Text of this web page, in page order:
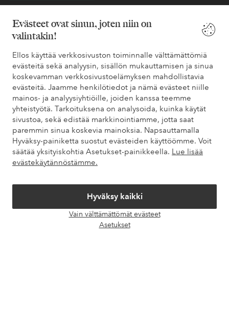
Evästeet ovat sinun, joten niin on
valintakin!
Ellos käyttää verkkosivuston toiminnalle välttämättömiä
evästeitä sekä analyysin, sisällön mukauttamisen ja sinua
koskevamman verkkosivustoelämyksen mahdollistavia
evästeitä. Jaamme henkilötiedot ja nämä evästeet niille
mainos- ja analyysiyhtiöille, joiden kanssa teemme
yhteistyötä. Tarkoituksena on analysoida, kuinka käytät
sivustoa, sekä edistää markkinointiamme, jotta saat
paremmin sinua koskevia mainoksia. Napsauttamalla
Hyväksy-painiketta suostut evästeiden käyttöömme. Voit
säätää yksityiskohtia Asetukset-painikkeella. Lue lisää
evästekäytännöstämme.
Hyväksy kaikki
Vain välttämättömät evästeet
Asetukset
Löydät vastaukset useimmin kysyttyihin kysymyksiin usein
kysytyistä kysymyksistä. Löydät myös tietoa siitä, miten voit ottaa
meihin yhteyttä.
Asiakaspalvelu Tilaukset Maksutavat
Omat sivut
Tietoa Elloksesta